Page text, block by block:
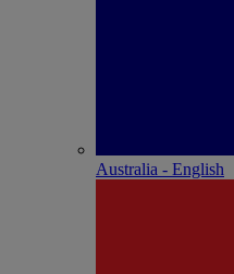
Australia - English